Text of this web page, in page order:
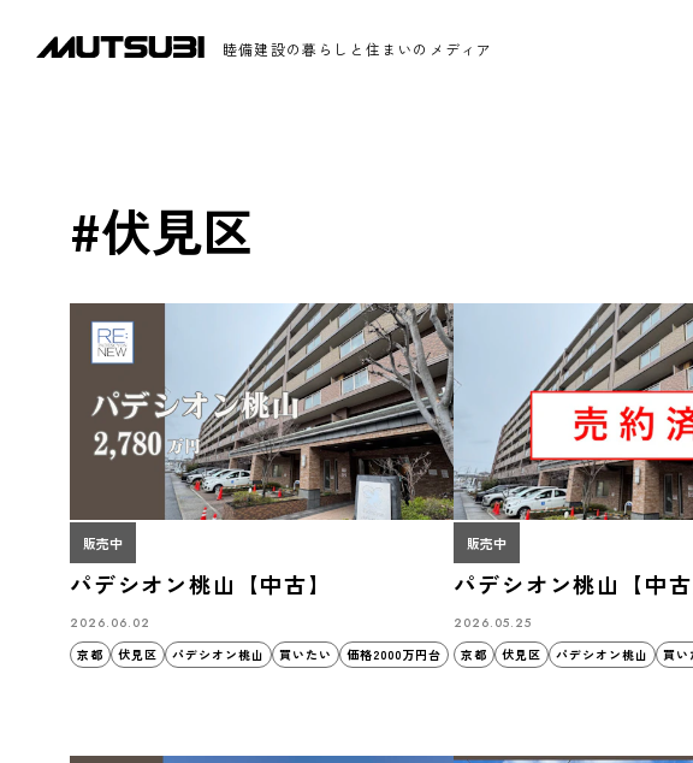
睦備建設の暮らしと住まいのメディア
#伏見区
販売中
パデシオン桃山【中古】
2026.06.02
京都
伏見区 パデシオン桃山 買いたい 価格2000万円台
販売中
パデシオン桃山【中古
2026.05.25
京都
伏見区 パデシオン桃山 買い